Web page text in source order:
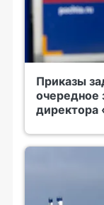
Приказы
очередное
директора